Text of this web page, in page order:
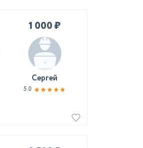
1 000 ₽
Сергей
5.0